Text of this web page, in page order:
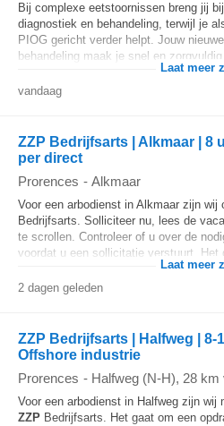
Bij complexe eetstoornissen breng jij
diagnostiek en behandeling, terwijl je
PIOG gericht verder helpt. Jouw
behandeling maak je snel en
Laat meer
vandaag
ZZP Bedrijfsarts | Alkmaar | 8
per direct
Prorences - Alkmaar
Voor een arbodienst in Alkmaar zijn wij
Bedrijfsarts. Solliciteer nu, lees de
te scrollen. Controleer of u over de
voordat u een sollicitatie verstuurt. Het
Laat meer
2 dagen geleden
ZZP Bedrijfsarts | Halfweg | 8-
Offshore industrie
Prorences - Halfweg (N-H), 28 km
Voor een arbodienst in Halfweg zijn wij
ZZP Bedrijfsarts. Het gaat om een